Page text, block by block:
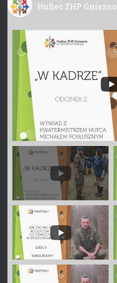
Hufiec ZHP Gniezno